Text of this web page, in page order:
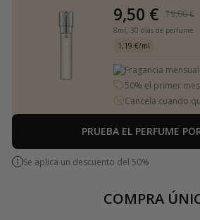
9,50 € 19,00 €
8ml, 30 días de perfume
1,19 €/ml
Fragancia
50% el primer mes
Cancela cuando
PRUEBA EL PERFUME
Se aplica un descuento del 50%
COMPRA